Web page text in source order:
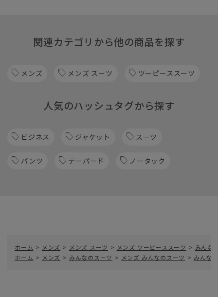
関連カテゴリから他の商品を探す
メンズ メンズ スーツ ツーピーススーツ
人気のハッシュタグから探す
ビジネス ジャケット スーツ
パンツ テーパード ノータック
ホーム > メンズ > メンズ スーツ > メンズ ツーピーススーツ > みんな
ホーム > メンズ > みんなのスーツ > メンズ みんなのスーツ > みんな